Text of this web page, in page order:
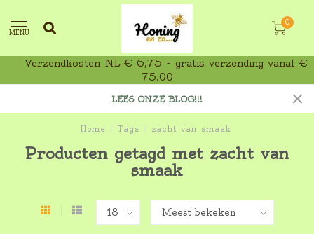
MENU
0
Verzendkosten NL € 6,75 - gratis verzending vanaf €
75,00
LEES ONZE BLOG!!!
Home / Tags / zacht van smaak
Producten getagd met zacht van
smaak